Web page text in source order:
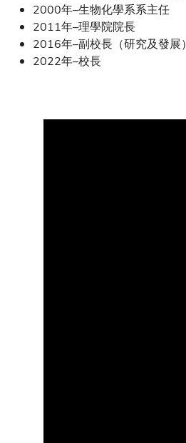
2000年–生物化學系系主任
2011年–理學院院長
2016年–副校長（研究及發展）
2022年–校長